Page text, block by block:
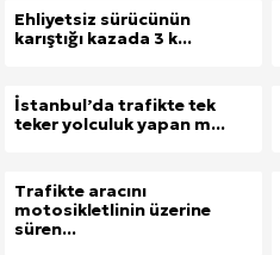
Ehliyetsiz sürücünün
karıştığı kazada 3 k...
İstanbul’da trafikte tek
teker yolculuk yapan m...
Trafikte aracını
motosikletlinin üzerine
süren...